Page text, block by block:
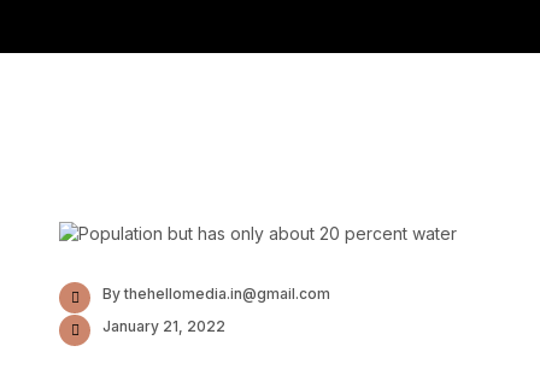
By thehellomedia.in@gmail.com
January 21, 2022